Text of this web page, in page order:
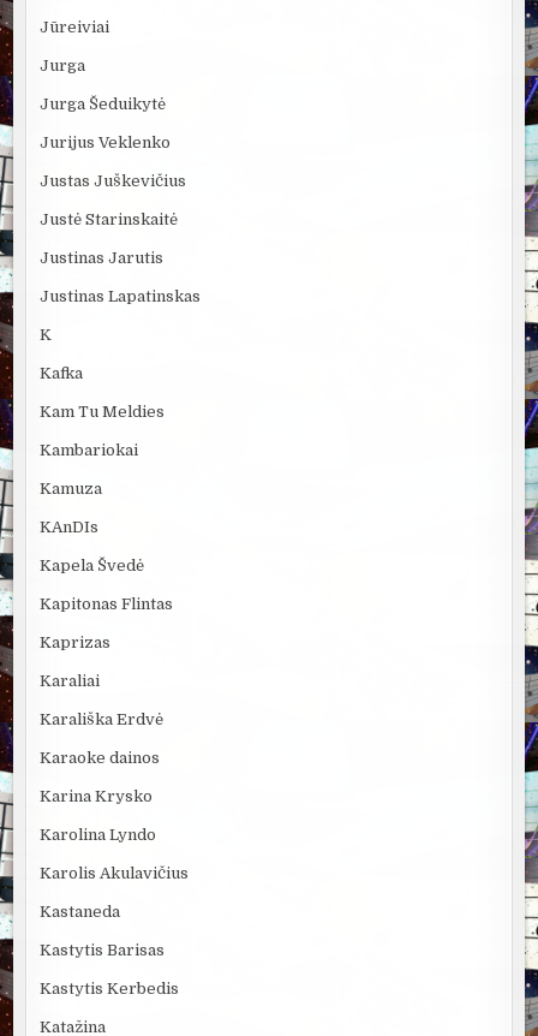
Jūreiviai
Jurga
Jurga Šeduikytė
Jurijus Veklenko
Justas Juškevičius
Justė Starinskaitė
Justinas Jarutis
Justinas Lapatinskas
K
Kafka
Kam Tu Meldies
Kambariokai
Kamuza
KAnDIs
Kapela Švedė
Kapitonas Flintas
Kaprizas
Karaliai
Karališka Erdvė
Karaoke dainos
Karina Krysko
Karolina Lyndo
Karolis Akulavičius
Kastaneda
Kastytis Barisas
Kastytis Kerbedis
Katažina